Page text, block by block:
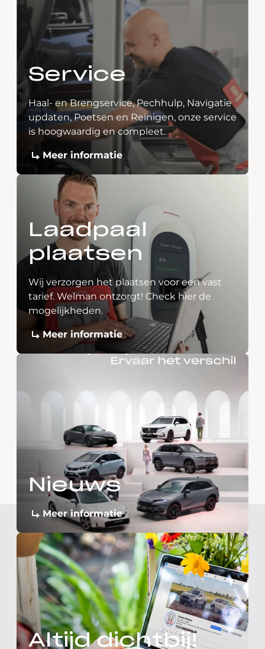
Service
Haal- en Brengservice, Pechhulp, Navigatie
updaten, Poetsen en Reinigen, onze service
is hoogwaardig en compleet.
Meer informatie
Laadpaal
plaatsen
Wij verzorgen het plaatsen voor een vast
tarief. Welman ontzorgt! Check hier de
mogelijkheden.
Meer informatie
Nieuws
Meer informatie
Altijd dichtbij!